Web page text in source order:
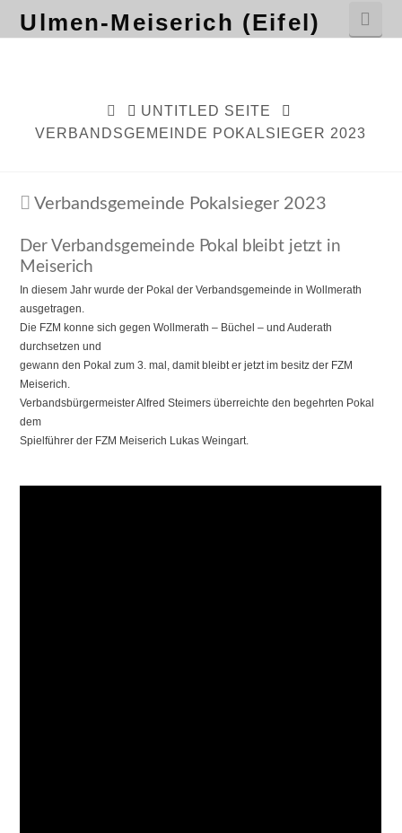
Ulmen-Meiserich (Eifel)
HOMEUNTITLED SEITE
VERBANDSGEMEINDE POKALSIEGER 2023
Verbandsgemeinde Pokalsieger 2023
Der Verbandsgemeinde Pokal bleibt jetzt in
Meiserich
In diesem Jahr wurde der Pokal der Verbandsgemeinde in Wollmerath
ausgetragen.
Die FZM konne sich gegen Wollmerath – Büchel – und Auderath
durchsetzen und
gewann den Pokal zum 3. mal, damit bleibt er jetzt im besitz der FZM
Meiserich.
Verbandsbürgermeister Alfred Steimers überreichte den begehrten Pokal
dem
Spielführer der FZM Meiserich Lukas Weingart.